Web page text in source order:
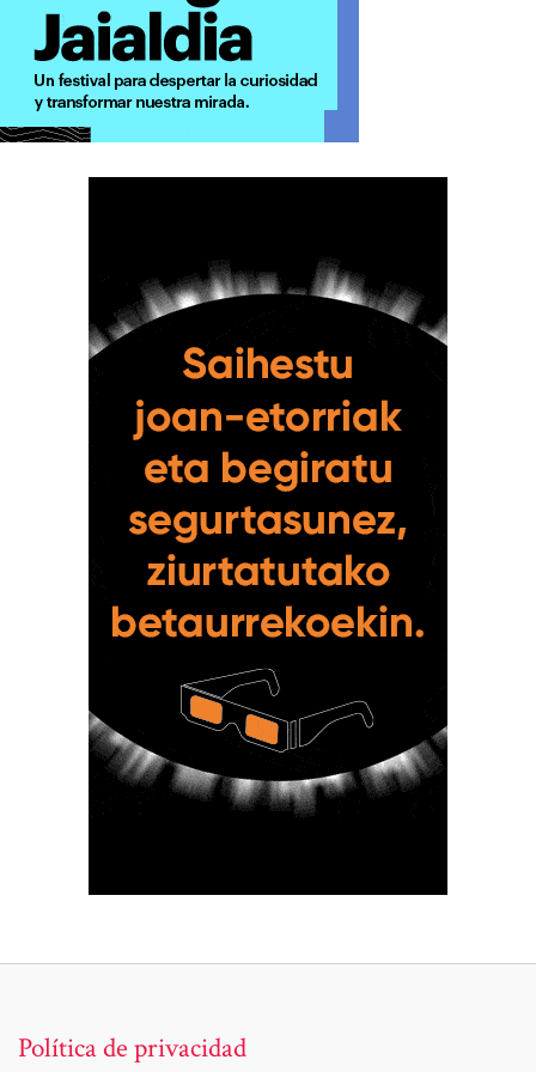
Política de privacidad